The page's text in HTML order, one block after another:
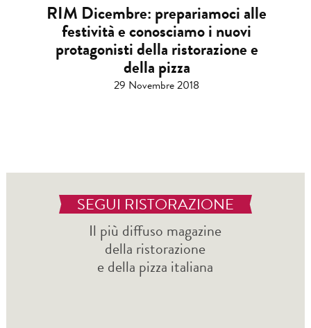
RIM Dicembre: prepariamoci alle
festività e conosciamo i nuovi
protagonisti della ristorazione e
della pizza
29 Novembre 2018
SEGUI RISTORAZIONE
Il più diffuso magazine
della ristorazione
e della pizza italiana